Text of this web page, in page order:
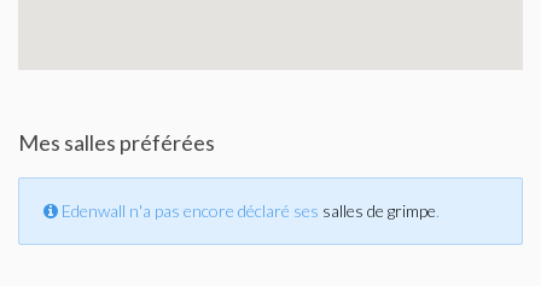
Mes salles préférées
Edenwall n'a pas encore déclaré ses salles de grimpe.